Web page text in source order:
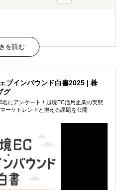
わせて整えられる
、戦略設計から実行まで伴走
の両面から課題解決を支援
易調査
ている
ブインバウンド白書2025| 株
グ
名にアンケート！越境EC活用企業の実態
ーケトレンドと抱える課題を公開